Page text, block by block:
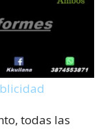
todas las